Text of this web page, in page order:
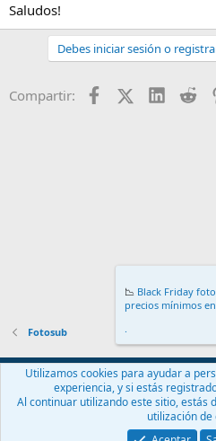
Saludos!
Debes iniciar sesión o
Compartir: FacebookX (Twitter)
Fotosub
Español (ES)
Contáctanos
Términos y reglas
📉 Black Friday
precios mínimos
.
Utilizamos cookies para ayudar a
experiencia, y si estás
Al continuar utilizando este sitio, estás
utilización de